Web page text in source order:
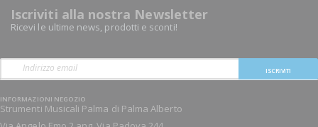
Iscriviti alla nostra Newsletter
Ricevi le ultime news, prodotti e sconti!
ISCRIVITI
INFORMAZIONI NEGOZIO
Strumenti Musicali Palma di Palma Alberto